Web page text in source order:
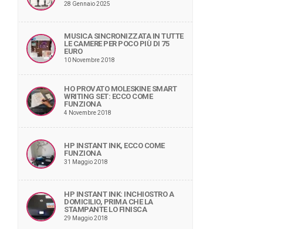
28 Gennaio 2025
MUSICA SINCRONIZZATA IN TUTTE
LE CAMERE PER POCO PIÙ DI 75
EURO
10 Novembre 2018
HO PROVATO MOLESKINE SMART
WRITING SET: ECCO COME
FUNZIONA
4 Novembre 2018
HP INSTANT INK, ECCO COME
FUNZIONA
31 Maggio 2018
HP INSTANT INK: INCHIOSTRO A
DOMICILIO, PRIMA CHE LA
STAMPANTE LO FINISCA
29 Maggio 2018